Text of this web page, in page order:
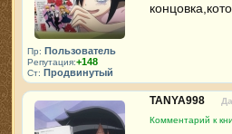
Пр: Пользователь
Репутация:+148
Ст: Продвинутый
TANYA998
Комментарий к